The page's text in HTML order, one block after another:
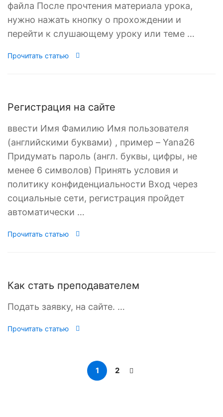
файла После прочтения материала урока,
нужно нажать кнопку о прохождении и
перейти к слушающему уроку или теме …
Прочитать статью
Регистрация на сайте
ввести Имя Фамилию Имя пользователя
(английскими буквами) , пример – Yana26
Придумать пароль (англ. буквы, цифры, не
менее 6 символов) Принять условия и
политику конфиденциальности Вход через
социальные сети, регистрация пройдет
автоматически …
Прочитать статью
Как стать преподавателем
Подать заявку, на сайте. …
Прочитать статью
1 2